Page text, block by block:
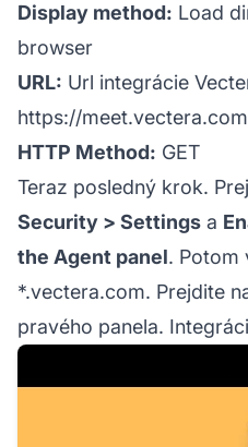
Display method: Load
browser
URL: Url integrácie
https://
HTTP Method: GET
Teraz posledný krok.
Security > Settings a
the Agent panel. Potom
*.vectera.com. Prejdite
pravého panela.